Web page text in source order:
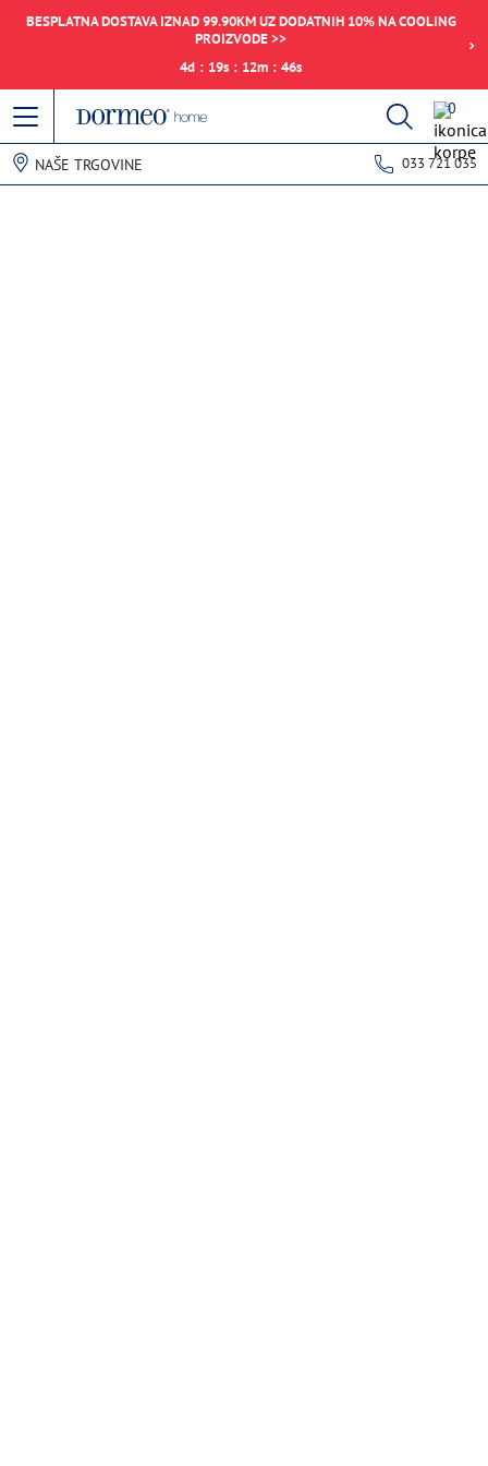
BESPLATNA DOSTAVA IZNAD 99.90KM UZ DODATNIH 10% NA COOLING
PROIZVODE >>
4d : 19s : 12m : 46s
0
NAŠE TRGOVINE 033 721 035